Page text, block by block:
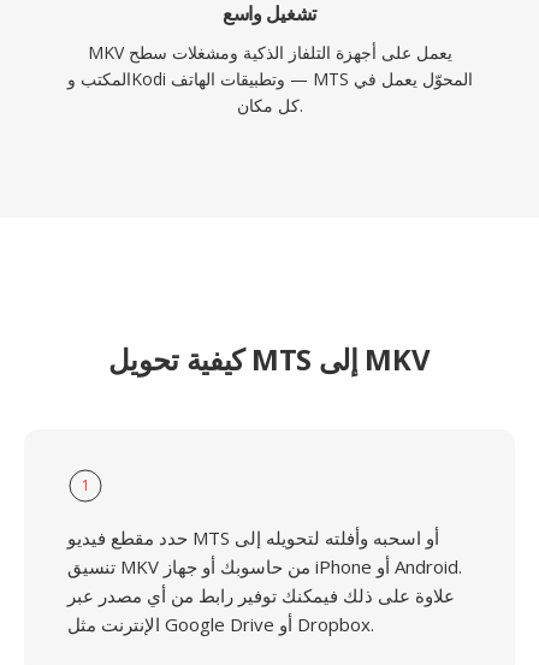
تشغيل واسع
MKV يعمل على أجهزة التلفاز الذكية ومشغلات سطح
المكتب وKodi وتطبيقات الهاتف — MTS المحوّل يعمل في
كل مكان.
كيفية تحويل MTS إلى MKV
1
حدد مقطع فيديو MTS أو اسحبه وأفلته لتحويله إلى
تنسيق MKV من حاسوبك أو جهاز iPhone أو Android.
علاوة على ذلك فيمكنك توفير رابط من أي مصدر عبر
الإنترنت مثل Google Drive أو Dropbox.